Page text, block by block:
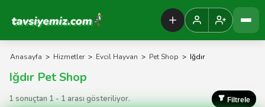
Tavsiyemiz Anasayfa
Anasayfa > Hizmetler > Evcil Hayvan > Pet Shop > Iğdır
Iğdır Pet Shop
1 sonuçtan 1 - 1 arası gösteriliyor. Filtrele